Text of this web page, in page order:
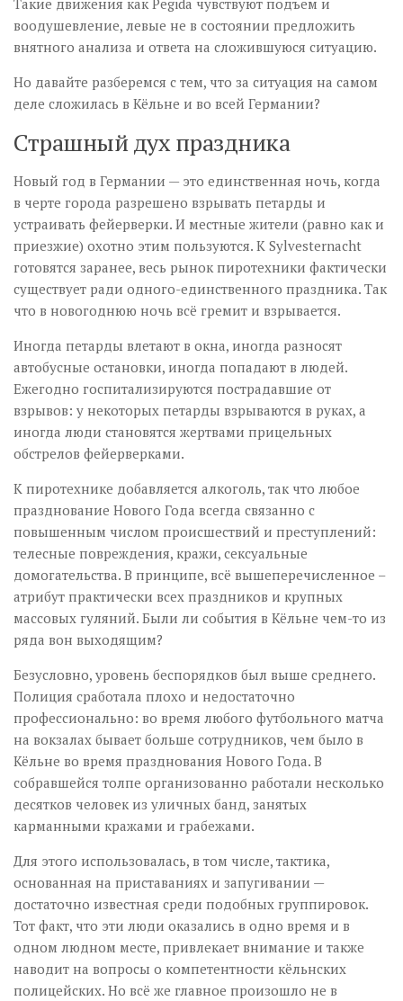
Такие движения как Pegida чувствуют подъем и
воодушевление, левые не в состоянии предложить
внятного анализа и ответа на сложившуюся ситуацию.
Но давайте разберемся с тем, что за ситуация на самом
деле сложилась в Кёльне и во всей Германии?
Страшный дух праздника
Новый год в Германии — это единственная ночь, когда
в черте города разрешено взрывать петарды и
устраивать фейерверки. И местные жители (равно как и
приезжие) охотно этим пользуются. К Sylvesternacht
готовятся заранее, весь рынок пиротехники фактически
существует ради одного-единственного праздника. Так
что в новогоднюю ночь всё гремит и взрывается.
Иногда петарды влетают в окна, иногда разносят
автобусные остановки, иногда попадают в людей.
Ежегодно госпитализируются пострадавшие от
взрывов: у некоторых петарды взрываются в руках, а
иногда люди становятся жертвами прицельных
обстрелов фейерверками.
К пиротехнике добавляется алкоголь, так что любое
празднование Нового Года всегда связанно с
повышенным числом происшествий и преступлений:
телесные повреждения, кражи, сексуальные
домогательства. В принципе, всё вышеперечисленное –
атрибут практически всех праздников и крупных
массовых гуляний. Были ли события в Кёльне чем-то из
ряда вон выходящим?
Безусловно, уровень беспорядков был выше среднего.
Полиция сработала плохо и недостаточно
профессионально: во время любого футбольного матча
на вокзалах бывает больше сотрудников, чем было в
Кёльне во время празднования Нового Года. В
собравшейся толпе организованно работали несколько
десятков человек из уличных банд, занятых
карманными кражами и грабежами.
Для этого использовалась, в том числе, тактика,
основанная на приставаниях и запугивании —
достаточно известная среди подобных группировок.
Тот факт, что эти люди оказались в одно время и в
одном людном месте, привлекает внимание и также
наводит на вопросы о компетентности кёльнских
полицейских. Но всё же главное произошло не в